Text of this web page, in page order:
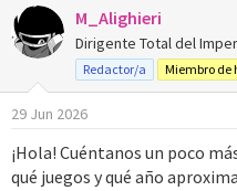
c
i
e
s
:
M_Alighieri
Dirigente Total del
Redactor/a
Miembro de
29 Jun 2026
¡Hola! Cuéntanos un poco
qué juegos y qué año